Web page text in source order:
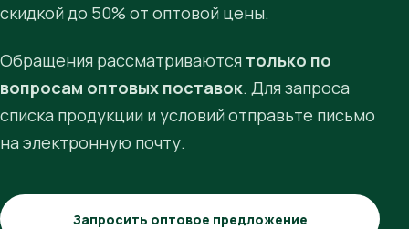
скидкой до 50% от оптовой цены.
Обращения рассматриваются только по
вопросам оптовых поставок. Для запроса
списка продукции и условий отправьте письмо
на электронную почту.
Запросить оптовое предложение